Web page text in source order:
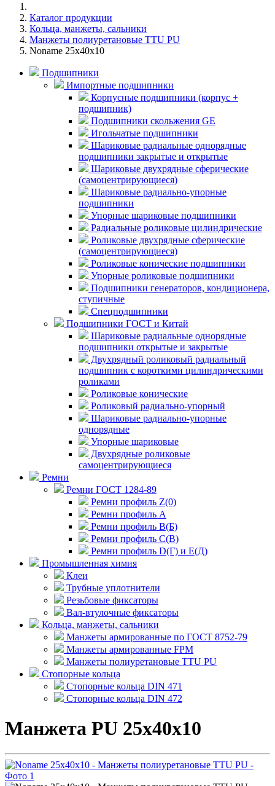
Каталог продукции
Кольца, манжеты, сальники
Манжеты полиуретановые TTU PU
Noname 25x40x10
Подшипники
Импортные подшипники
Корпусные подшипники (корпус +
подшипник)
Подшипники скольжения GE
Игольчатые подшипники
Шариковые радиальные однорядные
подшипники закрытые и открытые
Шариковые двухрядные сферические
(самоцентрирующиеся)
Шариковые радиально-упорные
подшипники
Упорные шариковые подшипники
Радиальные роликовые цилиндрические
Роликовые двухрядные сферические
(самоцентрирующиеся)
Роликовые конические подшипники
Упорные роликовые подшипники
Подшипники генераторов, кондиционера,
ступичные
Спецподшипники
Подшипники ГОСТ и Китай
Шариковые радиальные однорядные
подшипники открытые и закрытые
Двухрядный роликовый радиальный
подшипник с короткими цилиндрическими
роликами
Роликовые конические
Роликовый радиально-упорный
Шариковые радиально-упорные
однорядные
Упорные шариковые
Двухрядные роликовые
самоцентрирующиеся
Ремни
Ремни ГОСТ 1284-89
Ремни профиль Z(0)
Ремни профиль А
Ремни профиль В(Б)
Ремни профиль С(В)
Ремни профиль D(Г) и E(Д)
Промышленная химия
Клеи
Трубные уплотнители
Резьбовые фиксаторы
Вал-втулочные фиксаторы
Кольца, манжеты, сальники
Манжеты армированные по ГОСТ 8752-79
Манжеты армированные FPM
Манжеты полиуретановые TTU PU
Стопорные кольца
Стопорные кольца DIN 471
Стопорные кольца DIN 472
Манжета PU 25x40x10